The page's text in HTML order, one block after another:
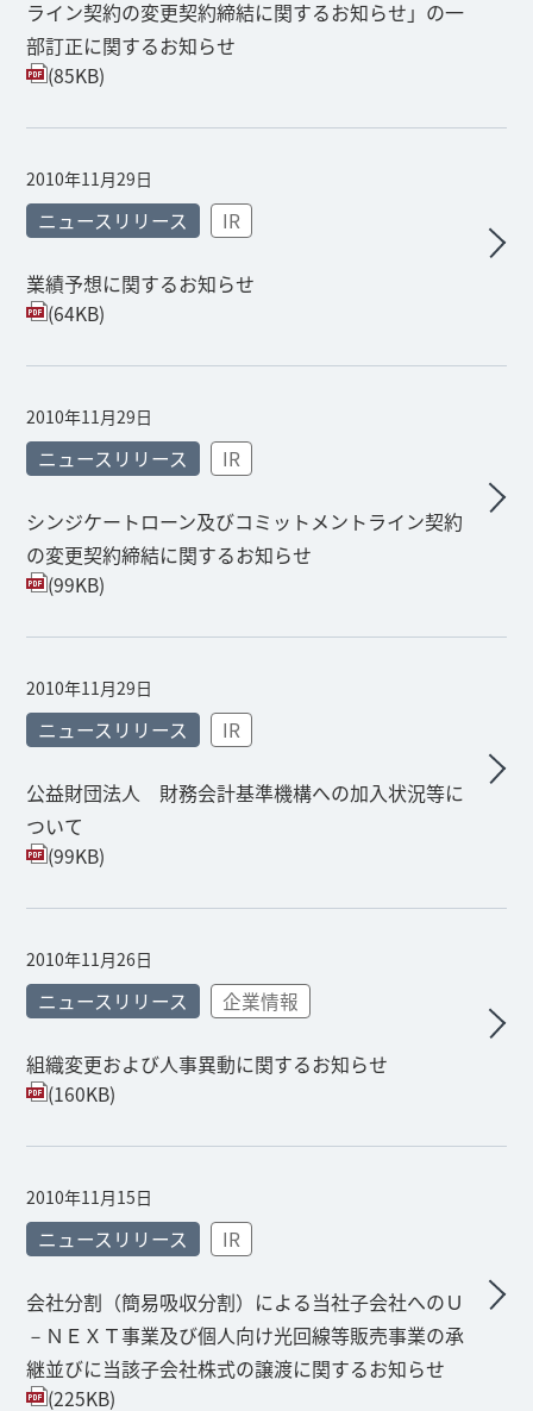
ライン契約の変更契約締結に関するお知らせ」の一
部訂正に関するお知らせ
(85KB)
2010年11月29日
ニュースリリース IR
業績予想に関するお知らせ
(64KB)
2010年11月29日
ニュースリリース IR
シンジケートローン及びコミットメントライン契約
の変更契約締結に関するお知らせ
(99KB)
2010年11月29日
ニュースリリース IR
公益財団法人 財務会計基準機構への加入状況等に
ついて
(99KB)
2010年11月26日
ニュースリリース 企業情報
組織変更および人事異動に関するお知らせ
(160KB)
2010年11月15日
ニュースリリース IR
会社分割（簡易吸収分割）による当社子会社へのＵ
－ＮＥＸＴ事業及び個人向け光回線等販売事業の承
継並びに当該子会社株式の譲渡に関するお知らせ
(225KB)